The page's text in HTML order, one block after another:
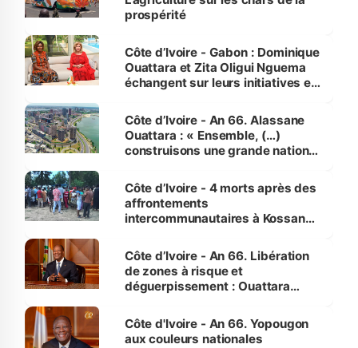
prospérité
Côte d’Ivoire - Gabon : Dominique
Ouattara et Zita Oligui Nguema
échangent sur leurs initiatives en
enfants
Côte d’Ivoire - An 66. Alassane
Ouattara : « Ensemble, (…)
construisons une grande nation
générations futures »
Côte d’Ivoire - 4 morts après des
affrontements
intercommunautaires à Kossandji
milieu des sinistrés
Côte d’Ivoire - An 66. Libération
de zones à risque et
déguerpissement : Ouattara
l'Etat de droit pour préserver les
vies humaines »
Côte d'Ivoire - An 66. Yopougon
aux couleurs nationales